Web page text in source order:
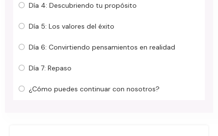
Día 4: Descubriendo tu propósito
Día 5: Los valores del éxito
Día 6: Convirtiendo pensamientos en realidad
Día 7: Repaso
¿Cómo puedes continuar con nosotros?